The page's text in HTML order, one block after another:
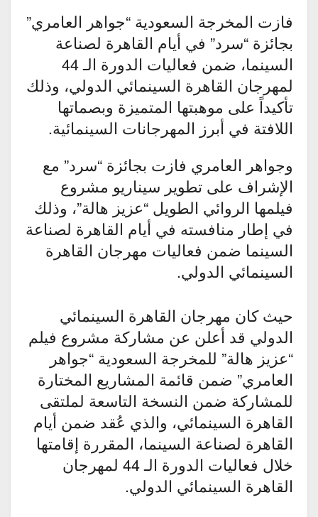
فازت المخرجة السعودية “جواهر العامري”
بجائزة “سرد” في أيام القاهرة لصناعة
السينما، ضمن فعاليات الدورة الـ 44
لمهرجان القاهرة السينمائي الدولي، وذلك
تأكيداً على موهبتها المتميزة وبصماتها
اللافتة في أبرز المهرجانات السينمائية.
وجواهر العامري فازت بجائزة “سرد” مع
الإشراف على تطوير سيناريو مشروع
فيلمها الروائي الطويل “عزيز هالة”، وذلك
في إطار منافسته في أيام القاهرة لصناعة
السينما ضمن فعاليات مهرجان القاهرة
السينمائي الدولي.
حيث كان مهرجان القاهرة السينمائي
الدولي قد أعلن عن مشاركة مشروع فيلم
“عزيز هالة” للمخرجة السعودية “جواهر
العامري” ضمن قائمة المشاريع المختارة
للمشاركة ضمن النسخة التاسعة لملتقى
القاهرة السينمائي، والذي عُقد ضمن أيام
القاهرة لصناعة السينما، المقررة إقامتها
خلال فعاليات الدورة الـ 44 لمهرجان
القاهرة السينمائي الدولي.